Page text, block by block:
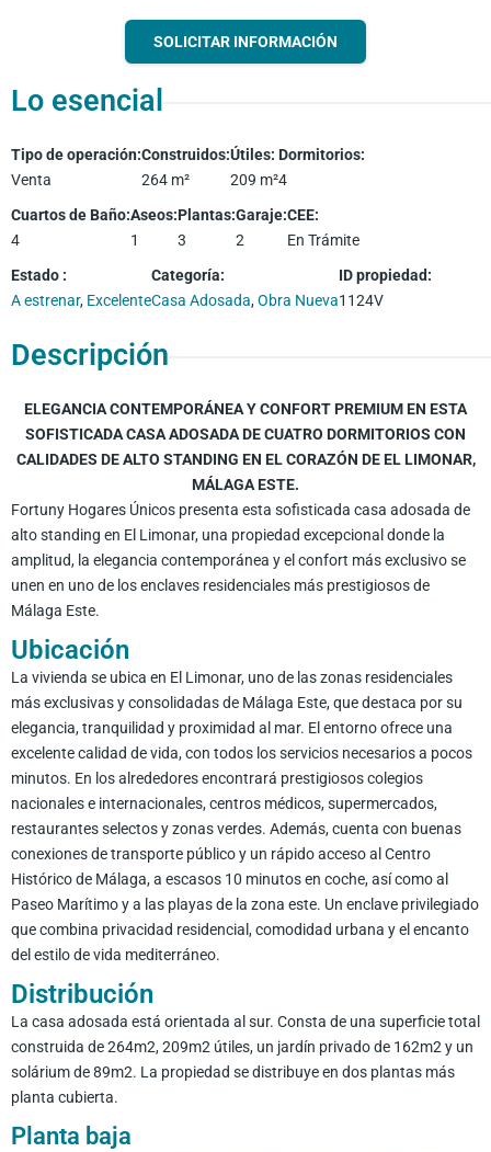
SOLICITAR INFORMACIÓN
Lo esencial
Tipo de operación:
Venta
Construidos:
264 m²
Útiles:
209 m²
Dormitorios:
4
Cuartos de Baño:
4
Aseos:
1
Plantas:
3
Garaje:
2
CEE:
En Trámite
Estado :
A estrenar, Excelente
Categoría:
Casa Adosada,Obra Nueva
ID propiedad:
1124V
Descripción
ELEGANCIA CONTEMPORÁNEA Y CONFORT PREMIUM EN ESTA
SOFISTICADA CASA ADOSADA DE CUATRO DORMITORIOS CON
CALIDADES DE ALTO STANDING EN EL CORAZÓN DE EL LIMONAR,
MÁLAGA ESTE.
Fortuny Hogares Únicos presenta esta sofisticada casa adosada de
alto standing en El Limonar, una propiedad excepcional donde la
amplitud, la elegancia contemporánea y el confort más exclusivo se
unen en uno de los enclaves residenciales más prestigiosos de
Málaga Este.
Ubicación
La vivienda se ubica en El Limonar, uno de las zonas residenciales
más exclusivas y consolidadas de Málaga Este, que destaca por su
elegancia, tranquilidad y proximidad al mar. El entorno ofrece una
excelente calidad de vida, con todos los servicios necesarios a pocos
minutos. En los alrededores encontrará prestigiosos colegios
nacionales e internacionales, centros médicos, supermercados,
restaurantes selectos y zonas verdes. Además, cuenta con buenas
conexiones de transporte público y un rápido acceso al Centro
Histórico de Málaga, a escasos 10 minutos en coche, así como al
Paseo Marítimo y a las playas de la zona este. Un enclave privilegiado
que combina privacidad residencial, comodidad urbana y el encanto
del estilo de vida mediterráneo.
Distribución
La casa adosada está orientada al sur. Consta de una superficie total
construida de 264m2, 209m2 útiles, un jardín privado de 162m2 y un
solárium de 89m2. La propiedad se distribuye en dos plantas más
planta cubierta.
Planta baja